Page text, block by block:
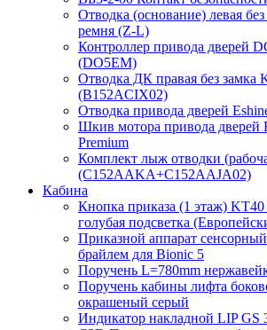
Отводка (основание) левая
ремня (Z-L)
Контроллер привода дверей
(DO5EM)
Отводка ДК правая без замка
(B152ACIX02)
Отводка привода дверей
Шкив мотора привода дверей
Premium
Комплект лыж отводки
(C152AAKA+C152AAJA02)
Кабина
Кнопка приказа (1 этаж) KT40
голубая подсветка
Приказной аппарат
брайлем для Bionic 5
Поручень L=780mm
Поручень кабины лифта
окрашеный серый
Индикатор накладной LIP GS